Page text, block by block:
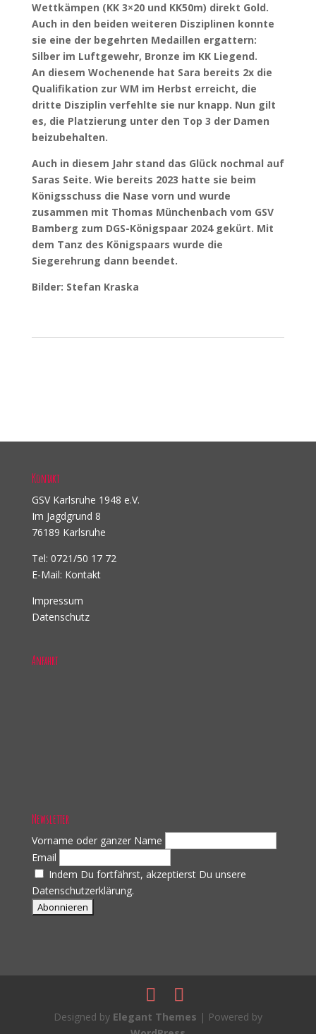
Wettkämpen (KK 3×20 und KK50m) direkt Gold.
Auch in den beiden weiteren Disziplinen konnte
sie eine der begehrten Medaillen ergattern:
Silber im Luftgewehr, Bronze im KK Liegend.
An diesem Wochenende hat Sara bereits 2x die
Qualifikation zur WM im Herbst erreicht, die
dritte Disziplin verfehlte sie nur knapp. Nun gilt
es, die Platzierung unter den Top 3 der Damen
beizubehalten.
Auch in diesem Jahr stand das Glück nochmal auf
Saras Seite. Wie bereits 2023 hatte sie beim
Königsschuss die Nase vorn und wurde
zusammen mit Thomas Münchenbach vom GSV
Bamberg zum DGS-Königspaar 2024 gekürt. Mit
dem Tanz des Königspaars wurde die
Siegerehrung dann beendet.
Bilder: Stefan Kraska
Kontakt
GSV Karlsruhe 1948 e.V.
Im Jagdgrund 8
76189 Karlsruhe
Tel: 0721/50 17 72
E-Mail: Kontakt
Impressum
Datenschutz
Anfahrt
Newsletter
Vorname oder ganzer Name
Email
Indem Du fortfährst, akzeptierst Du unsere
Datenschutzerklärung.
Designed by Elegant Themes | Powered by